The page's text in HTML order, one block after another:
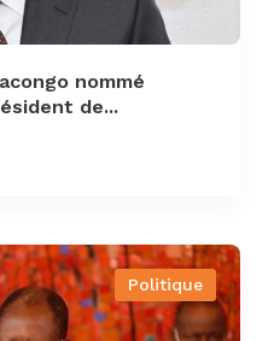
nommé
de...
Politique